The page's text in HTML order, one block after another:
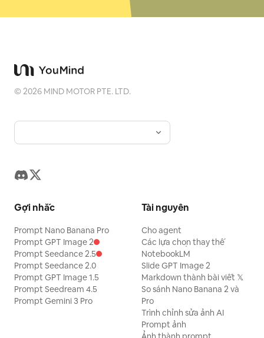
©2026 MIND MOTOR PTE. LTD.
Gợi nhắc
Prompt Nano Banana Pro
Prompt GPT Image 2
Prompt Seedance 2.5
Prompt Seedance 2.0
Prompt GPT Image 1.5
Prompt Seedream 4.5
Prompt Gemini 3 Pro
Tài nguyên
Cho agent
Các lựa chọn thay thế
NotebookLM
Slide GPT Image 2
Markdown thành bài viết 𝕏
So sánh Nano Banana 2 và
Pro
Trình chỉnh sửa ảnh AI
Prompt ảnh